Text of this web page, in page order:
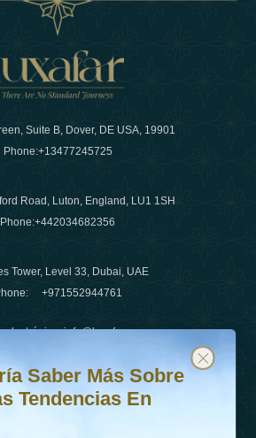
Suite B, Dover, DE USA, 19901
Phone:+13477245725
Road, Luton, England, LU1 1SH
Phone:+442034682356
Tower, Level 33, Dubai, UAE
+971552944761
electrónico:info@luxafar.com
de WhatsApp
+442034682356
+971552944761
sobre las últimas tendencias en
boletín y mantente actualizado
Saber Más Sobre
Tendencias En